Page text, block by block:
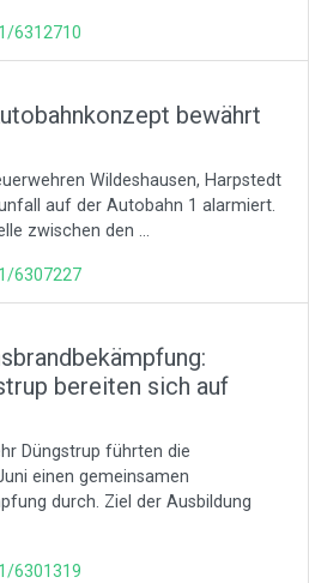
6312710
bewährt
Wildeshausen, Harpstedt
auf der Autobahn 1 alarmiert.
zwischen den ...
6307227
bereiten sich auf
Düngstrup führten die
einen gemeinsamen
durch. Ziel der Ausbildung
6301319